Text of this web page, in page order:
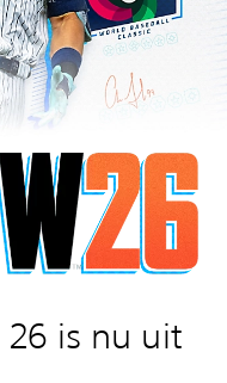
is nu uit